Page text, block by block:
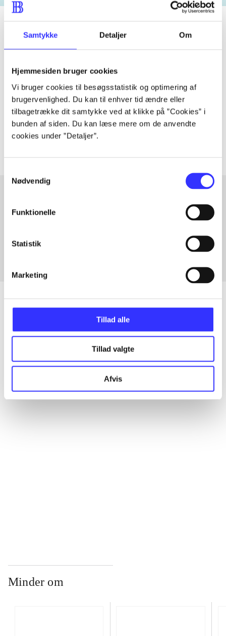
Samtykke Detaljer Om
Hjemmesiden bruger cookies
Vi bruger cookies til besøgsstatistik og optimering af
brugervenlighed. Du kan til enhver tid ændre eller
tilbagetrække dit samtykke ved at klikke på ”Cookies” i
bunden af siden. Du kan læse mere om de anvendte
cookies under ”Detaljer”.
Nødvendig
Funktionelle
Statistik
Marketing
Tillad alle
Tillad valgte
Afvis
Artiklen er en del af
lorem ipsum dolor sit amet ...
Tidsskrift
Artiklerne i handler ofte om
Artikler med samme emner
Artikler
Alle registrerede artikler fordelt på udgivelser
Minder om